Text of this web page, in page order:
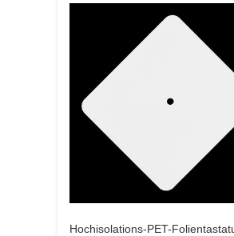
Hochisolations-PET-